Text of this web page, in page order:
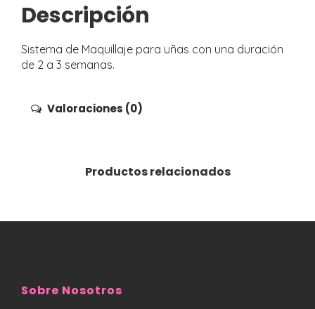
Descripción
Sistema de Maquillaje para uñas con una duración
de 2 a 3 semanas.
Valoraciones (0)
Productos relacionados
Sobre Nosotros